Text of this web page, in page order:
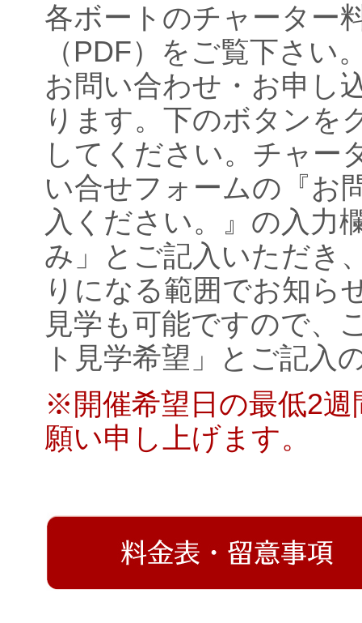
各ボートのチャーター
（PDF）をご覧下さい
お問い合わせ・お申し
ります。下のボタンを
してください。チャー
い合せフォームの『お
入ください。』の入力
み」とご記入いただき
りになる範囲でお知ら
見学も可能ですので、
ト見学希望」とご記入
※開催希望日の最低2
願い申し上げます。